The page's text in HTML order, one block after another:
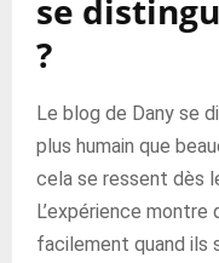
se
?
Le blog de Dany se
plus humain que
cela se ressent dès
L’expérience
facilement quand ils